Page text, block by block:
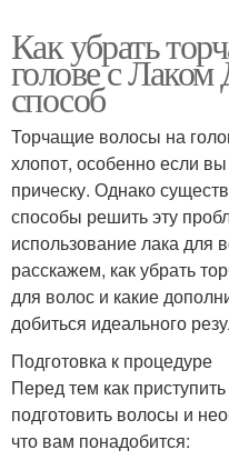
Как убрать
голове с
способ
Торчащие волосы на
хлопот, особенно если
прическу. Однако
способы решить эту
использование лака для
расскажем, как убрать
для волос и какие
добиться идеального
Подготовка к процедуре
Перед тем как
подготовить волосы и
что вам понадобится: